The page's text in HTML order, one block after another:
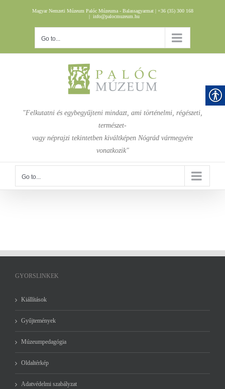
Magyar Nemzeti Múzeum Palóc Múzeuma - Balassagyarmat | +36 (35) 300 168
| info@palocmuzeum.hu
Go to...
"Felkutatni és egybegyűjteni mindazt, ami történelmi, régészeti,
természet-
vagy néprajzi tekintetben kiváltképen Nógrád vármegyére
vonatkozik"
Go to...
GYORSLINKEK
Kiállítások
Gyűjtemények
Múzeumpedagógia
Oldaltérkép
Adatvédelmi szabályzat